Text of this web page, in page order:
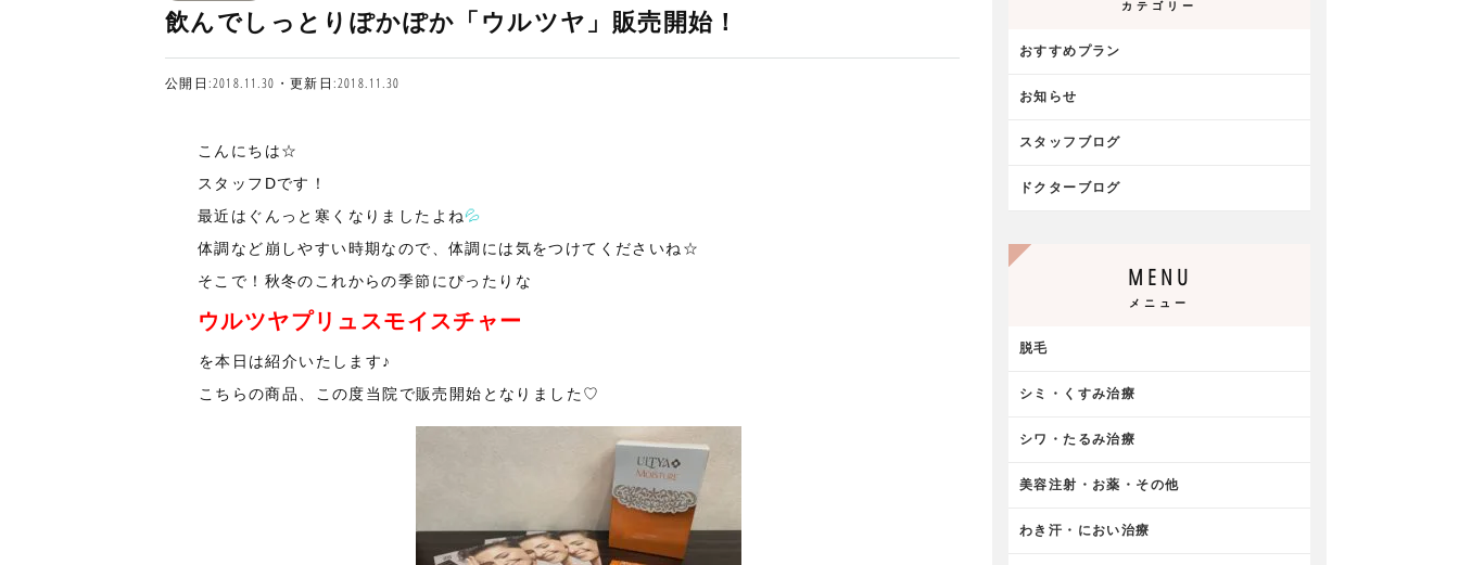
飲んでしっとりぽかぽか「ウルツヤ」販売開始！
公開日:2018.11.30・更新日:2018.11.30
こんにちは☆
スタッフDです！
最近はぐんっと寒くなりましたよね💦
体調など崩しやすい時期なので、体調には気をつけてくださいね☆
そこで！秋冬のこれからの季節にぴったりな
ウルツヤプリュスモイスチャー
を本日は紹介いたします♪
こちらの商品、この度当院で販売開始となりました♡
カテゴリー
おすすめプラン
お知らせ
スタッフブログ
ドクターブログ
MENU
メニュー
脱毛
シミ・くすみ治療
シワ・たるみ治療
美容注射・お薬・その他
わき汗・におい治療